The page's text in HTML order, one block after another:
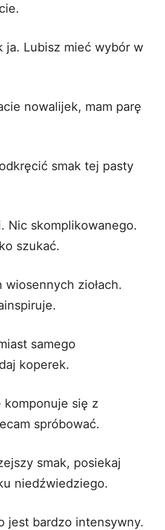
ja. Lubisz mieć wybór w
nowalijek, mam parę
smak tej pasty
Nic skomplikowanego.
szukać.
ziołach.
samego
koperek.
komponuje się z
spróbować.
smak, posiekaj
niedźwiedziego.
jest bardzo intensywny.